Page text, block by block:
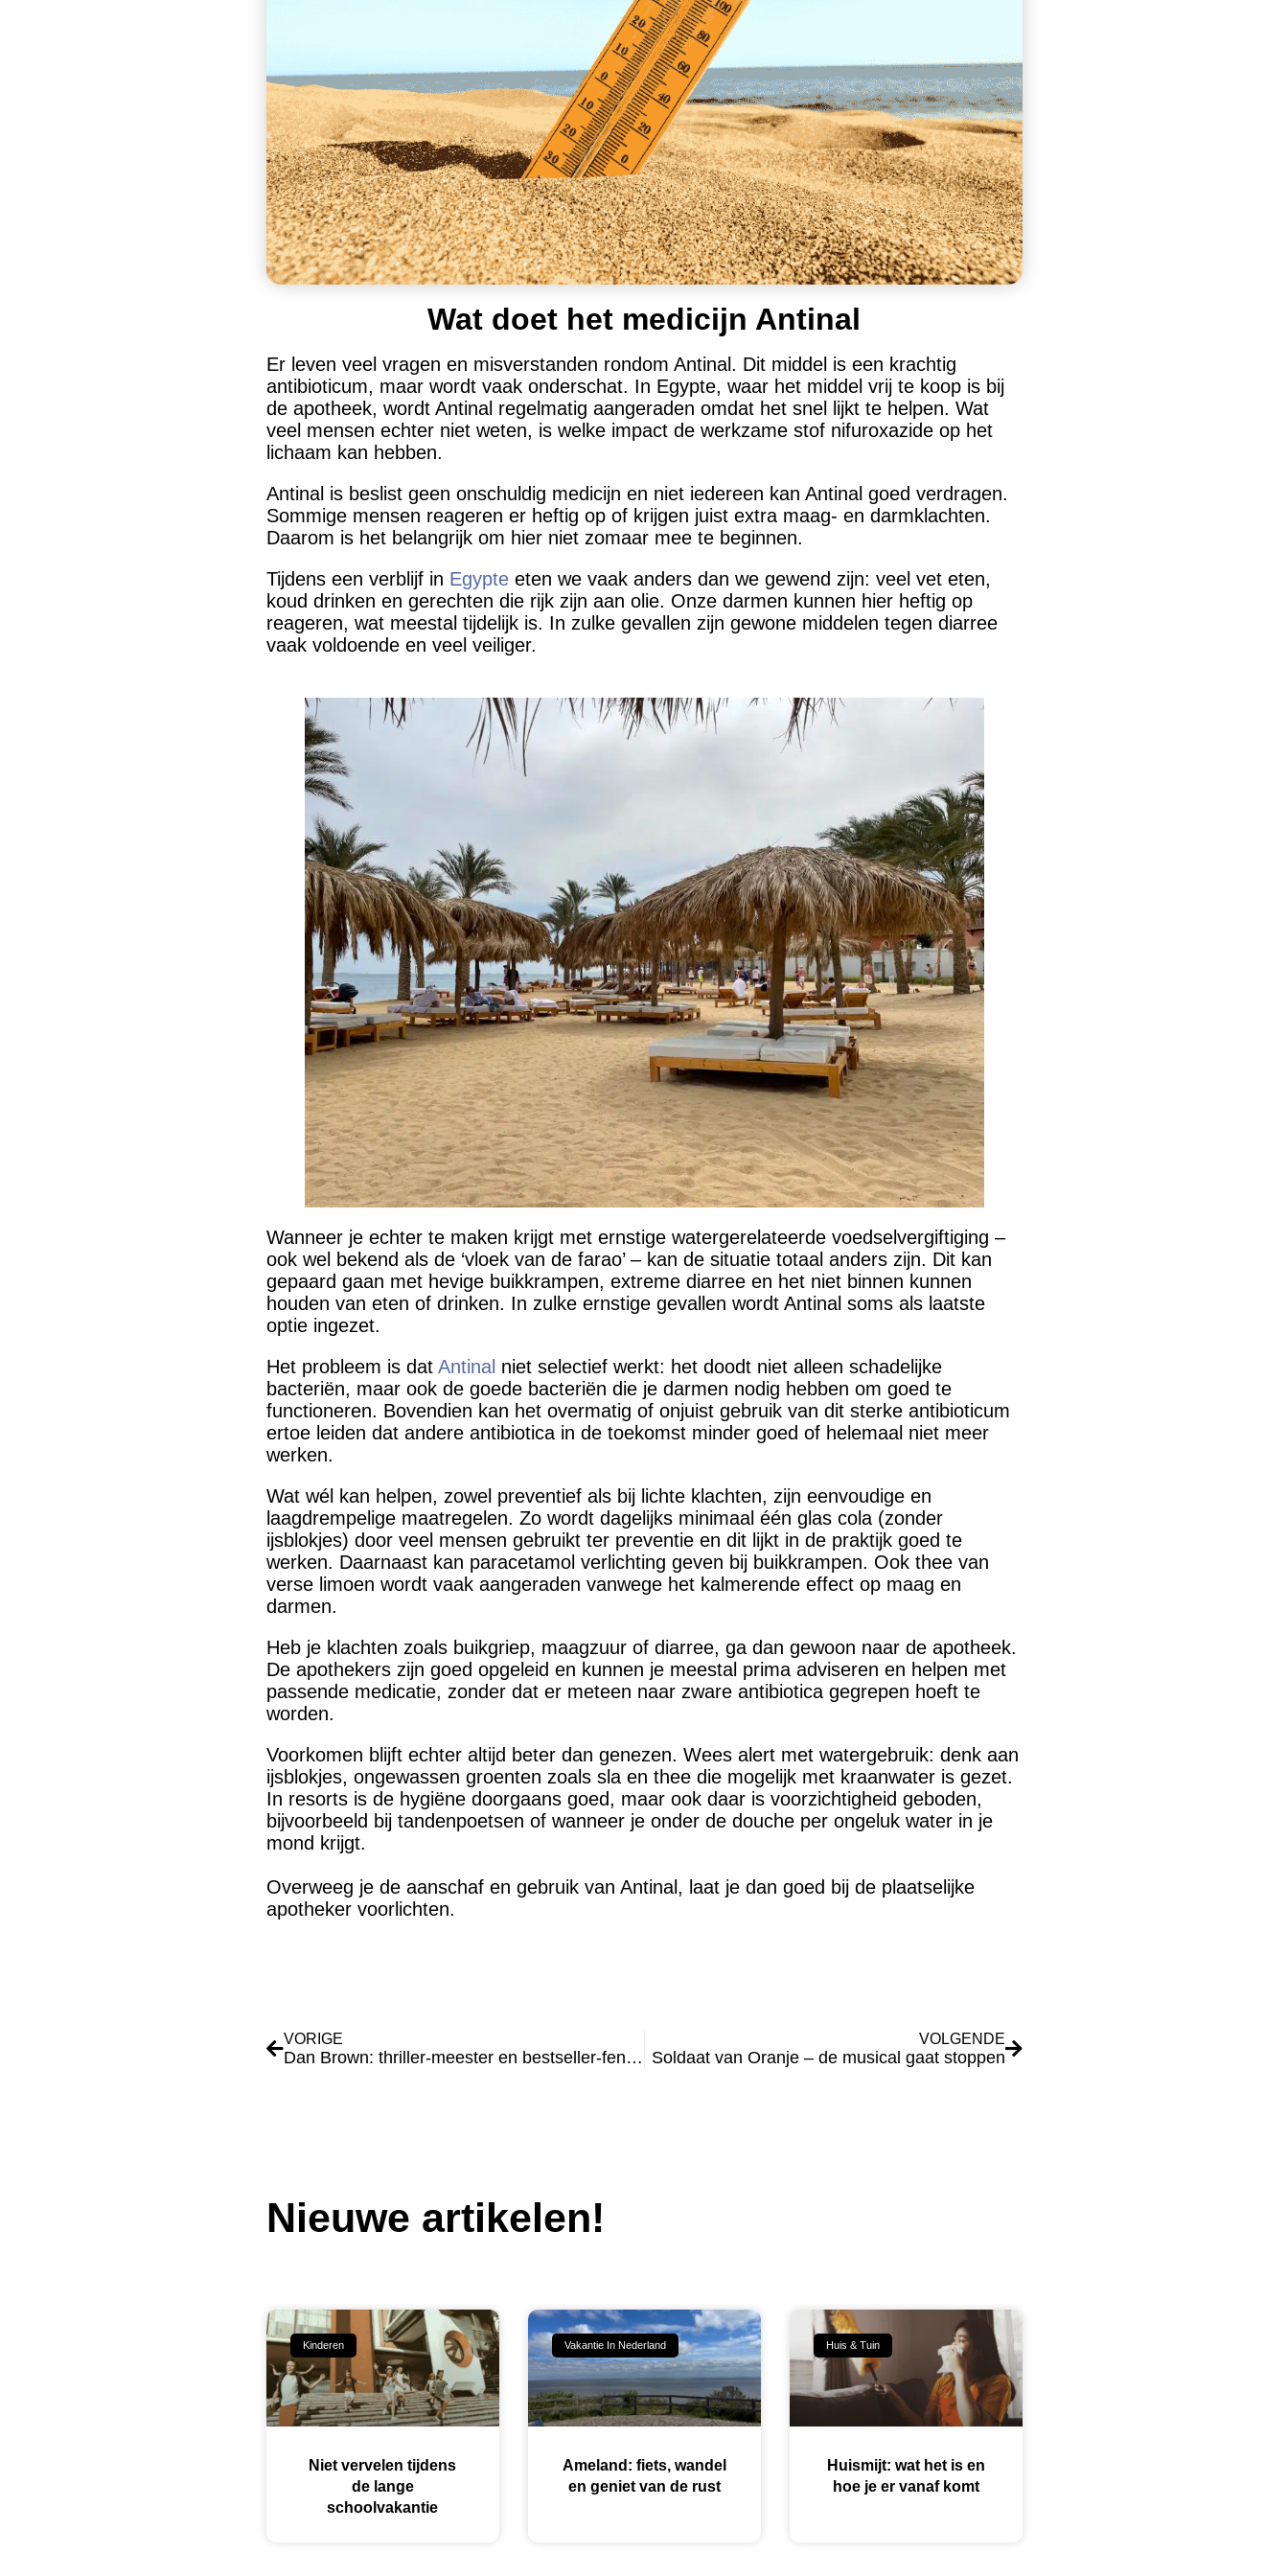
Wat doet het medicijn Antinal
Er leven veel vragen en misverstanden rondom Antinal. Dit middel is een krachtig
antibioticum, maar wordt vaak onderschat. In Egypte, waar het middel vrij te koop is bij
de apotheek, wordt Antinal regelmatig aangeraden omdat het snel lijkt te helpen. Wat
veel mensen echter niet weten, is welke impact de werkzame stof nifuroxazide op het
lichaam kan hebben.
Antinal is beslist geen onschuldig medicijn en niet iedereen kan Antinal goed verdragen.
Sommige mensen reageren er heftig op of krijgen juist extra maag- en darmklachten.
Daarom is het belangrijk om hier niet zomaar mee te beginnen.
Tijdens een verblijf in Egypteeten we vaak anders dan we gewend zijn: veel vet eten,
koud drinken en gerechten die rijk zijn aan olie. Onze darmen kunnen hier heftig op
reageren, wat meestal tijdelijk is. In zulke gevallen zijn gewone middelen tegen diarree
vaak voldoende en veel veiliger.
Wanneer je echter te maken krijgt met ernstige watergerelateerde voedselvergiftiging –
ook wel bekend als de ‘vloek van de farao’ – kan de situatie totaal anders zijn. Dit kan
gepaard gaan met hevige buikkrampen, extreme diarree en het niet binnen kunnen
houden van eten of drinken. In zulke ernstige gevallen wordt Antinal soms als laatste
optie ingezet.
Het probleem is dat Antinal niet selectief werkt: het doodt niet alleen schadelijke
bacteriën, maar ook de goede bacteriën die je darmen nodig hebben om goed te
functioneren. Bovendien kan het overmatig of onjuist gebruik van dit sterke antibioticum
ertoe leiden dat andere antibiotica in de toekomst minder goed of helemaal niet meer
werken.
Wat wél kan helpen, zowel preventief als bij lichte klachten, zijn eenvoudige en
laagdrempelige maatregelen. Zo wordt dagelijks minimaal één glas cola (zonder
ijsblokjes) door veel mensen gebruikt ter preventie en dit lijkt in de praktijk goed te
werken. Daarnaast kan paracetamol verlichting geven bij buikkrampen. Ook thee van
verse limoen wordt vaak aangeraden vanwege het kalmerende effect op maag en
darmen.
Heb je klachten zoals buikgriep, maagzuur of diarree, ga dan gewoon naar de apotheek.
De apothekers zijn goed opgeleid en kunnen je meestal prima adviseren en helpen met
passende medicatie, zonder dat er meteen naar zware antibiotica gegrepen hoeft te
worden.
Voorkomen blijft echter altijd beter dan genezen. Wees alert met watergebruik: denk aan
ijsblokjes, ongewassen groenten zoals sla en thee die mogelijk met kraanwater is gezet.
In resorts is de hygiëne doorgaans goed, maar ook daar is voorzichtigheid geboden,
bijvoorbeeld bij tandenpoetsen of wanneer je onder de douche per ongeluk water in je
mond krijgt.
Overweeg je de aanschaf en gebruik van Antinal, laat je dan goed bij de plaatselijke
apotheker voorlichten.
VORIGE
Dan Brown: thriller-meester en bestseller-fenomeen
VOLGENDE
Soldaat van Oranje – de musical gaat stoppen
Nieuwe artikelen!
Kinderen
Niet vervelen tijdens
de lange
schoolvakantie
Vakantie In Nederland
Ameland: fiets, wandel
en geniet van de rust
Huis & Tuin
Huismijt: wat het is en
hoe je er vanaf komt